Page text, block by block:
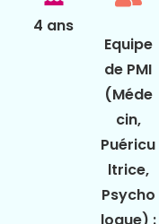
4 ans
Equipe
de PMI
(Méde
cin,
Puéricu
ltrice,
Psycho
logue) :